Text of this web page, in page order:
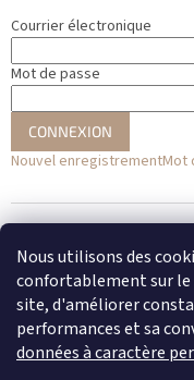
Nous utilisons des
confortablement sur le
site, d'améliorer
performances et sa
données à caractère
Courrier électronique
Mot de passe
CONNEXION
Nouvel enregistrementMot